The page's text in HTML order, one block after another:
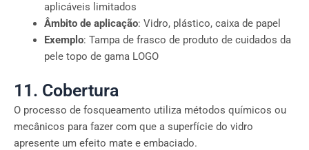
aplicáveis limitados
Âmbito de aplicação: Vidro, plástico, caixa de papel
Exemplo: Tampa de frasco de produto de cuidados da
pele topo de gama LOGO
11. Cobertura
O processo de fosqueamento utiliza métodos químicos ou
mecânicos para fazer com que a superfície do vidro
apresente um efeito mate e embaciado.